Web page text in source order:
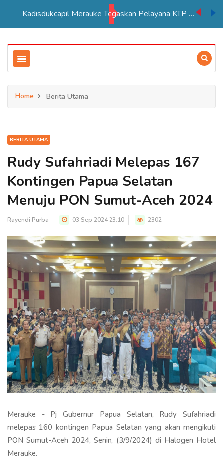
Kadisdukcapil Merauke Tegaskan Pelayana KTP Sesuai SOP
Home Berita Utama
BERITA UTAMA
Rudy Sufahriadi Melepas 167
Kontingen Papua Selatan
Menuju PON Sumut-Aceh 2024
Rayendi Purba 03 Sep 2024 23:10 2302
Merauke - Pj Gubernur Papua Selatan, Rudy Sufahriadi
melepas 160 kontingen Papua Selatan yang akan mengikuti
PON Sumut-Aceh 2024, Senin, (3/9/2024) di Halogen Hotel
Merauke.